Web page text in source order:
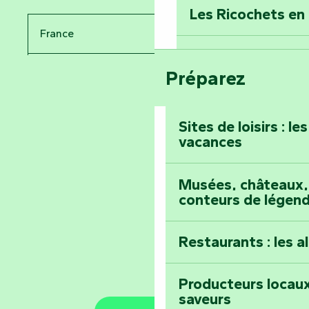
Voyagez dans le
Maillezais
Montez au
Les Ricochets
Tout l'agenda
Préparez
Sites de loisirs :
vacances
Musées,
conteurs de
Restaurants : les
Producteurs
saveurs
France